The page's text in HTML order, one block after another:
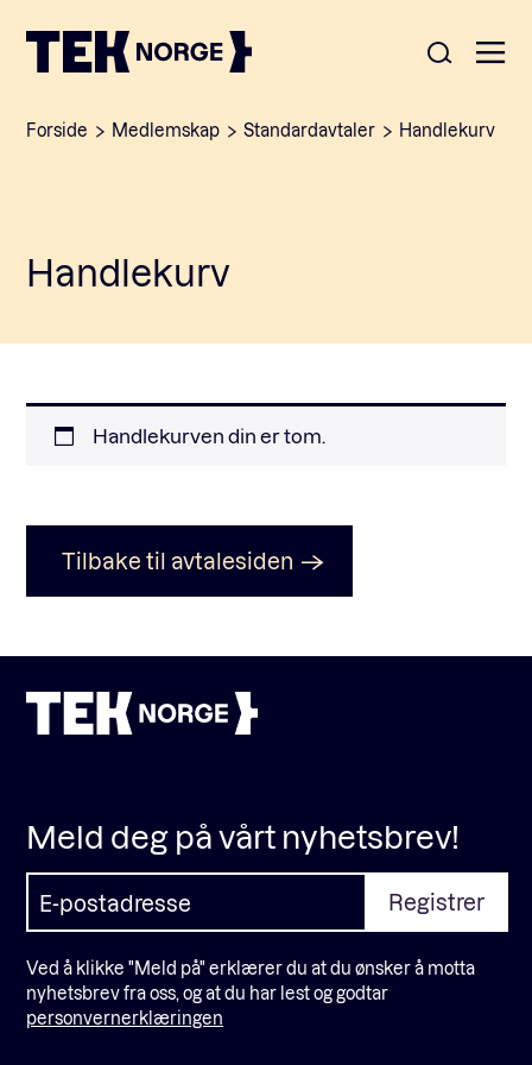
Nyheter
Møteplasser
English
Våre viktigste saker
Medlemskap
Ansatte
Arrangementer
Nyheter og meninger
Rapporter
Forside Medlemskap Standardavtaler Handlekurv
Handlekurv
Handlekurven din er tom.
Tilbake til avtalesiden
Meld deg på vårt nyhetsbrev!
Ved å klikke "Meld på" erklærer du at du ønsker å motta
nyhetsbrev fra oss, og at du har lest og godtar
personvernerklæringen